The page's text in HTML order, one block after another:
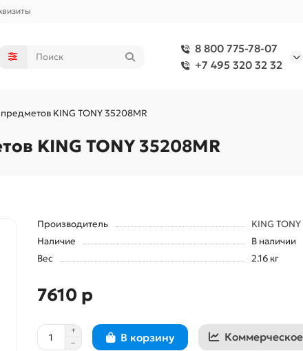
8 800 775-78-07
+7 495 320 32 32
KING TONY 35208MR
KING TONY 35208MR
Производитель
KING TONY
Наличие
В наличии
Вес
2.16 кг
7610 р
В корзину